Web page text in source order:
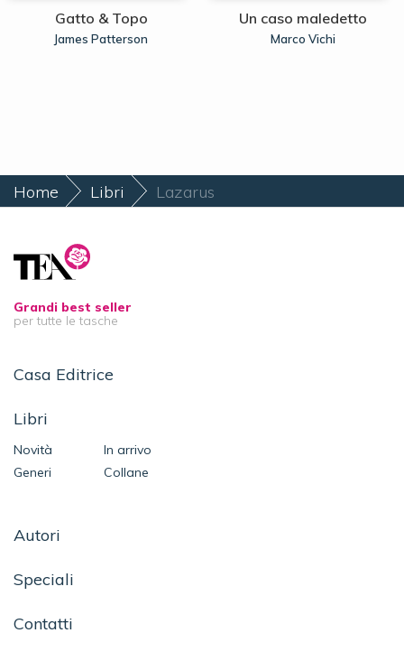
Gatto & Topo
James Patterson
Un caso maledetto
Marco Vichi
Home Libri Lazarus
Grandi best seller
per tutte le tasche
Casa Editrice
Libri
Novità
In arrivo
Generi
Collane
Autori
Speciali
Contatti